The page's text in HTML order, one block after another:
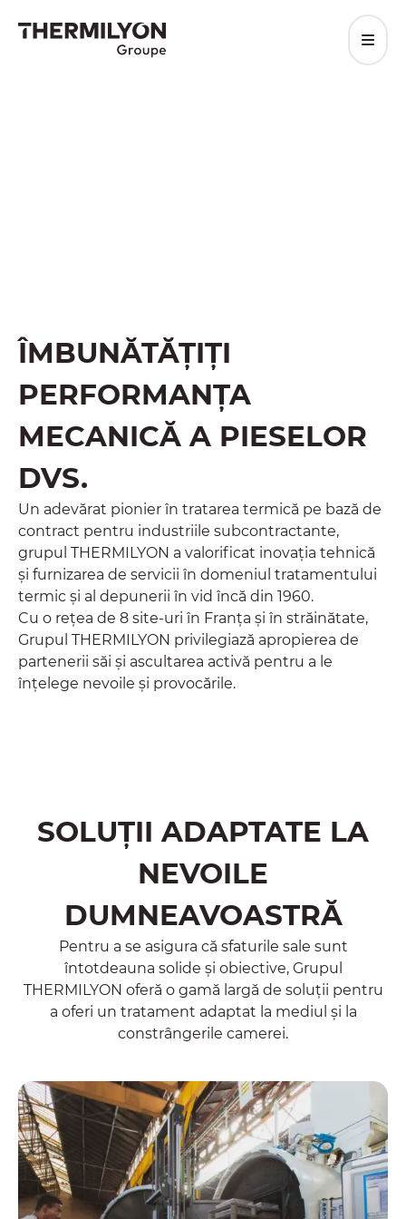
A DA FORȚĂ
MATERIEI.
ÎMBUNĂTĂȚIȚI
PERFORMANȚA
MECANICĂ A PIESELOR
DVS.
Un adevărat pionier în tratarea termică pe bază de
contract pentru industriile subcontractante,
grupul THERMILYON a valorificat inovația tehnică
și furnizarea de servicii în domeniul tratamentului
termic și al depunerii în vid încă din 1960.
Cu o rețea de 8 site-uri în Franța și în străinătate,
Grupul THERMILYON privilegiază apropierea de
partenerii săi și ascultarea activă pentru a le
înțelege nevoile și provocările.
SOLUȚII ADAPTATE LA
NEVOILE
DUMNEAVOASTRĂ
Pentru a se asigura că sfaturile sale sunt
întotdeauna solide și obiective, Grupul
THERMILYON oferă o gamă largă de soluții pentru
a oferi un tratament adaptat la mediul și la
constrângerile camerei.
Tratament termic